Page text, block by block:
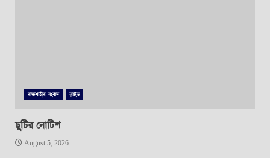
রাজশাহীর সংবাদ স্লাইড
ছুটির নোটিশ
August 5, 2026